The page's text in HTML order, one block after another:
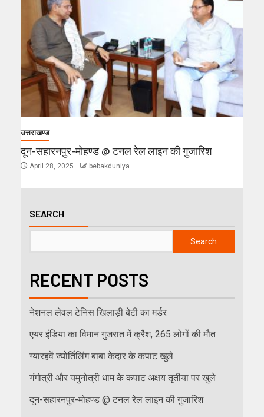
उत्तराखण्ड
दून-सहारनपुर-मोहण्ड @ टनल रेल लाइन की गुजारिश
April 28, 2025 bebakduniya
SEARCH
Search
RECENT POSTS
नेशनल लेवल टेनिस खिलाड़ी बेटी का मर्डर
एयर इंडिया का विमान गुजरात में क्रैश, 265 लोगों की मौत
ग्यारहवें ज्योर्तिलिंग बाबा केदार के कपाट खुले
गंगोत्री और यमुनोत्री धाम के कपाट अक्षय तृतीया पर खुले
दून-सहारनपुर-मोहण्ड @ टनल रेल लाइन की गुजारिश